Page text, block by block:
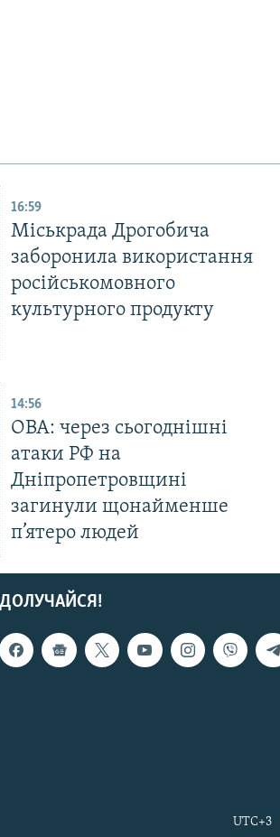
16:59
Міськрада Дрогобича
заборонила використання
російськомовного
культурного продукту
14:56
ОВА: через сьогоднішні
атаки РФ на
Дніпропетровщині
загинули щонайменше
п’ятеро людей
ДОЛУЧАЙСЯ!
UTC+3